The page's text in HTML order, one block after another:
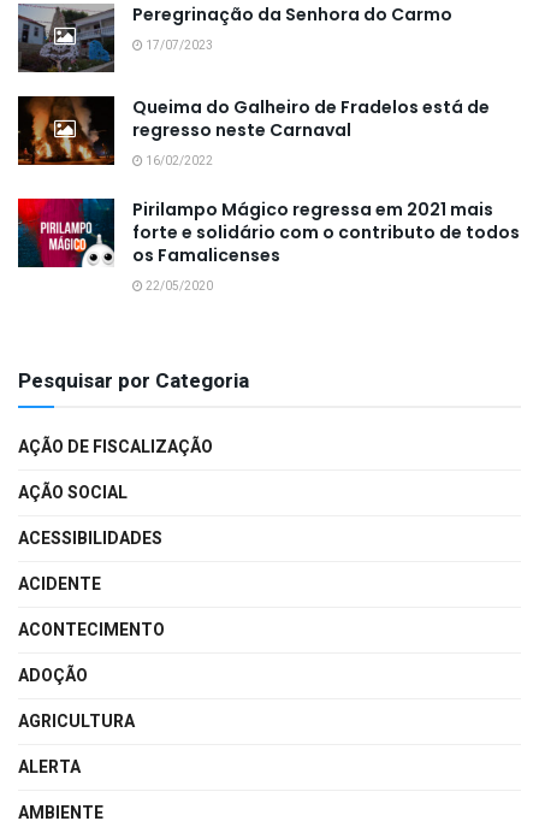
Peregrinação da Senhora do Carmo
17/07/2023
Queima do Galheiro de Fradelos está de
regresso neste Carnaval
16/02/2022
Pirilampo Mágico regressa em 2021 mais
forte e solidário com o contributo de todos
os Famalicenses
22/05/2020
Pesquisar por Categoria
AÇÃO DE FISCALIZAÇÃO
AÇÃO SOCIAL
ACESSIBILIDADES
ACIDENTE
ACONTECIMENTO
ADOÇÃO
AGRICULTURA
ALERTA
AMBIENTE